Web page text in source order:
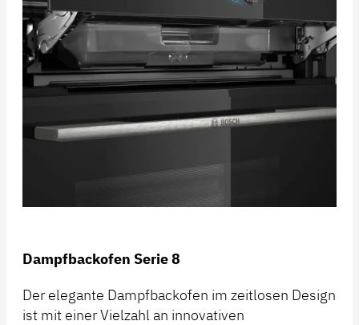
Dampfbackofen Serie 8
Der elegante Dampfbackofen im zeitlosen Design
ist mit einer Vielzahl an innovativen